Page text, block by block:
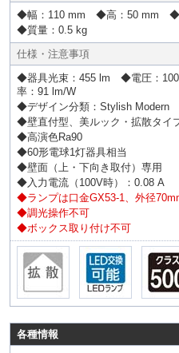
◆幅：110 mm ◆高：50 mm ◆
◆質量：0.5 kg
仕様・注意事項
◆器具光束：455 lm ◆電圧：
率：91 lm/W
◆デザイン分類：Stylish Modern
◆壁直付型、美ルック・拡散タイ
◆高演色Ra90
◆60形電球1灯器具相当
◆壁面（上・下向き取付）専用
◆入力電流（100V時）：0.08 A
◆ランプは口金GX53-1、外径
◆調光操作不可
◆ボックス取り付け不可
各種情報